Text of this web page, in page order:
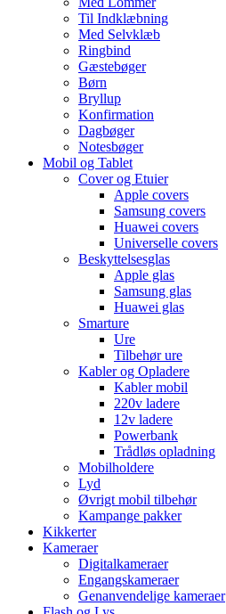
Til Indklæbning
Med Selvklæb
Ringbind
Gæstebøger
Børn
Bryllup
Konfirmation
Dagbøger
Notesbøger
Mobil og Tablet
Cover og Etuier
Apple covers
Samsung covers
Huawei covers
Universelle covers
Beskyttelsesglas
Apple glas
Samsung glas
Huawei glas
Smarture
Ure
Tilbehør ure
Kabler og Opladere
Kabler mobil
220v ladere
12v ladere
Powerbank
Trådløs opladning
Mobilholdere
Lyd
Øvrigt mobil tilbehør
Kampange pakker
Kikkerter
Kameraer
Digitalkameraer
Engangskameraer
Genanvendelige kameraer